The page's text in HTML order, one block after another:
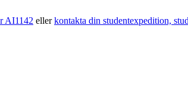
AI1142 ellerkontakta din studentexpedition,